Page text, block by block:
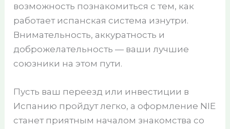
возможность познакомиться с тем, как
работает испанская система изнутри.
Внимательность, аккуратность и
доброжелательность — ваши лучшие
союзники на этом пути.
Пусть ваш переезд или инвестиции в
Испанию пройдут легко, а оформление NIE
станет приятным началом знакомства со